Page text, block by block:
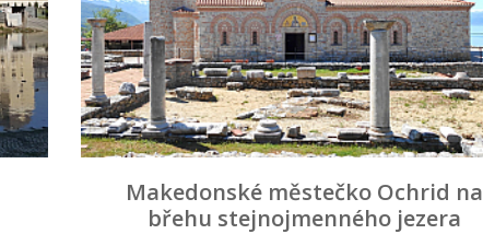
Makedonské městečko Ochrid na
břehu stejnojmenného jezera